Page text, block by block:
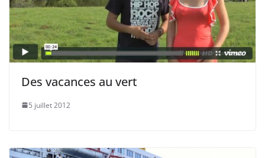
Des vacances au vert
5 juillet 2012